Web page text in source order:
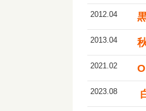
2012.04
2013.04
2021.02
2023.08